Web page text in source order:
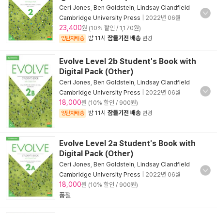
Ceri Jones Ben Goldstein Lindsay Clandfield
Cambridge University Press
2022년 06월
23,400원 (10% 할인 / 1,170원)
양탄자배송 밤 11시 잠들기전 배송 변경
Evolve Level 2b Student's Book with
Digital Pack (Other)
Ceri Jones Ben Goldstein Lindsay Clandfield
Cambridge University Press
2022년 06월
18,000원 (10% 할인 / 900원)
양탄자배송 밤 11시 잠들기전 배송 변경
Evolve Level 2a Student's Book with
Digital Pack (Other)
Ceri Jones Ben Goldstein Lindsay Clandfield
Cambridge University Press
2022년 06월
18,000원 (10% 할인 / 900원)
품절